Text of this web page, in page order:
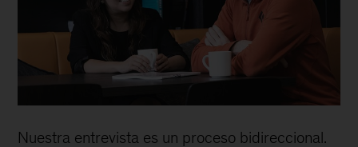
Nuestra entrevista es un proceso bidireccional.